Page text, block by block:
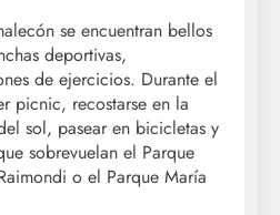
se encuentran bellos
deportivas,
de ejercicios. Durante el
picnic, recostarse en la
sol, pasear en bicicletas y
sobrevuelan el Parque
o el Parque María